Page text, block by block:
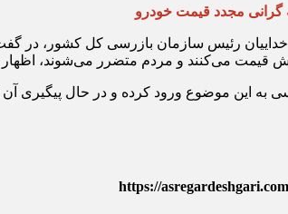
گرانی مجدد قیمت خودرو
خداییان رئیس سازمان بازرسی کل کشور، در
قیمت می‌کنند و مردم متضرر می‌شوند،
به این موضوع ورود کرده و در حال پیگیری
https://